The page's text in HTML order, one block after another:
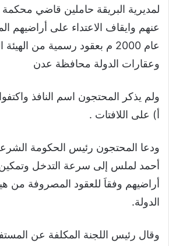
لمديرية البريقة حاملين قاضي محكمة
عنهم وايقاف الاعتداء على أراضيهم
عام 2000 م بعقود رسمية من
وعقارات الدولة محافظة عدن
ولم يذكر المحتجون اسم النافذ
أ) على اللافتات .
ودعا المحتجون رئيس الحكومة
أحمد لملس إلى سرعة التدخل
أراضيهم وفقاَ للعقود المصروفة من
الدولة.
وقال رئيس اللجنة المكلفة عن